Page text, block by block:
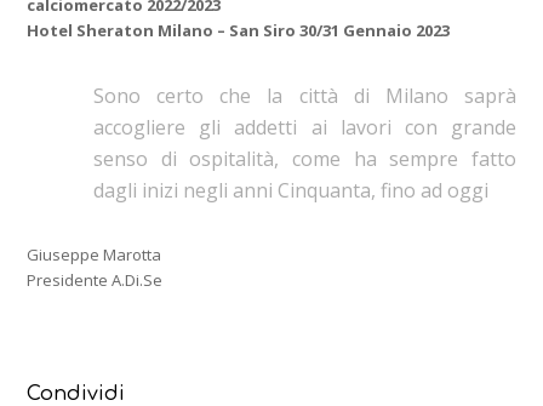
calciomercato 2022/2023
Hotel Sheraton Milano – San Siro 30/31 Gennaio 2023
Sono certo che la città di Milano saprà
accogliere gli addetti ai lavori con grande
senso di ospitalità, come ha sempre fatto
dagli inizi negli anni Cinquanta, fino ad oggi
Giuseppe Marotta
Presidente A.Di.Se
Condividi